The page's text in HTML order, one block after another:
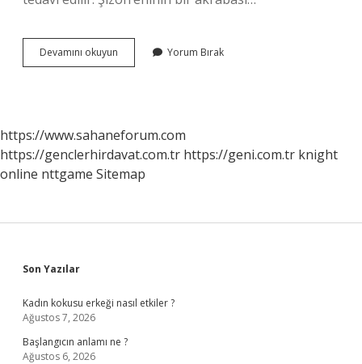
Devamını okuyun Paranoid
Şizofreni
Yorum Bırak
https://www.sahaneforum.com
https://genclerhirdavat.com.tr https://geni.com.tr knight
online nttgame Sitemap
Sidebar
Son Yazılar
Kadın kokusu erkeği nasıl etkiler ?
Ağustos 7, 2026
Başlangıcın anlamı ne ?
Ağustos 6, 2026